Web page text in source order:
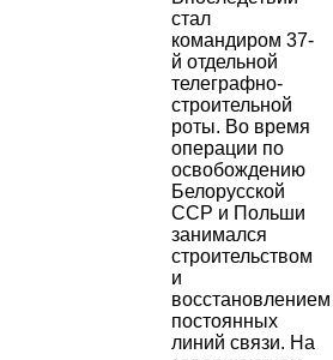
стал
командиром 37-
й отдельной
телеграфно-
строительной
роты. Во время
операции по
освобождению
Белорусской
ССР и Польши
занимался
строительством
и
восстановлением
постоянных
линий связи. На